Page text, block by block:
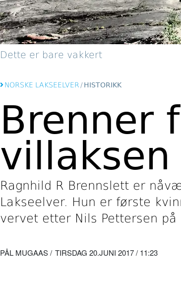
Dette er bare vakkert
NORSKE LAKSEELVER /HISTORIKK
Brenner
villaksen
Ragnhild R Brennslett er
Lakseelver. Hun er første
vervet etter Nils Pettersen
PÅL MUGAAS TIRSDAG 20.JUNI 2017 / 11:23